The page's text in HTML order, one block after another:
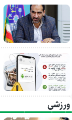
ورزشی